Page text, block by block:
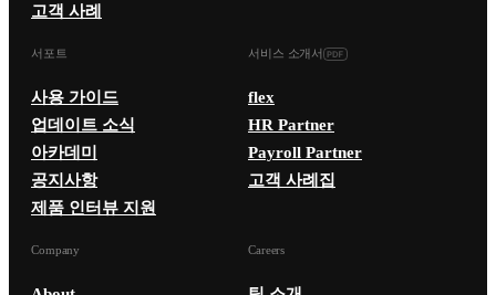
고객 사례
서포트
사용 가이드
업데이트 소식
아카데미
공지사항
제품 인터뷰 지원
서비스 소개서
flex
HR Partner
Payroll Partner
고객 사례집
Company Careers